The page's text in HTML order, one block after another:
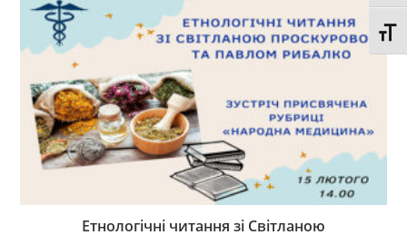
Етнологічні читання зі Світланою